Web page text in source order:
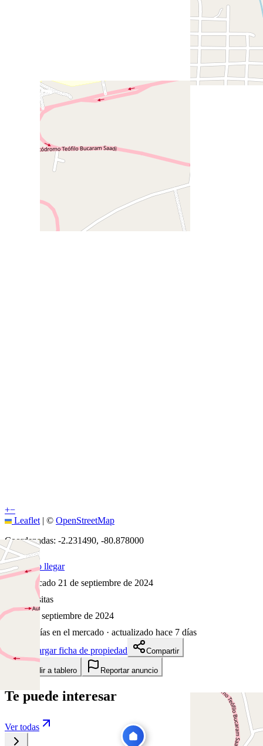
+−
Leaflet | © OpenStreetMap
Coordenadas: -2.231490, -80.878000
Cómo llegar
Publicado 21 de septiembre de 2024
visitas
21 de septiembre de 2024
días en el mercado · actualizado hace 7 días
Descargar ficha de propiedad
Compartir
Añadir a tablero Reportar anuncio
Te puede interesar
Ver todas